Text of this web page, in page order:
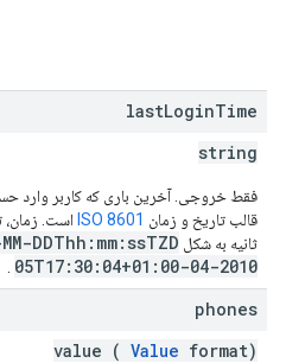
lastLoginTime
string
فقط خروجی. آخرین باری که کاربر وارد
قالب تاریخ و زمان ISO 8601 است. زمان،
ثانیه به شکل DDThh:mm:ssTZD
2010-04-05T17:30:04+01:00
phones
value ( Value format)